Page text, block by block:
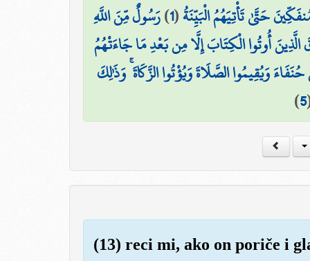
حَتَّىٰ تَأْتِيَهُمُ الْبَيِّنَةُ(
1
)رَسُولٌ مِّنَ اللَّهِ
الَّذِينَ أُوتُوا الْكِتَابَ إِلَّا مِن بَعْدِ مَا جَاءَتْهُمُ
وَيُقِيمُوا الصَّلَاةَ وَيُؤْتُوا الزَّكَاةَ ۚ وَذَٰلِكَ
5
)
(13) reci mi, ako on poriče i